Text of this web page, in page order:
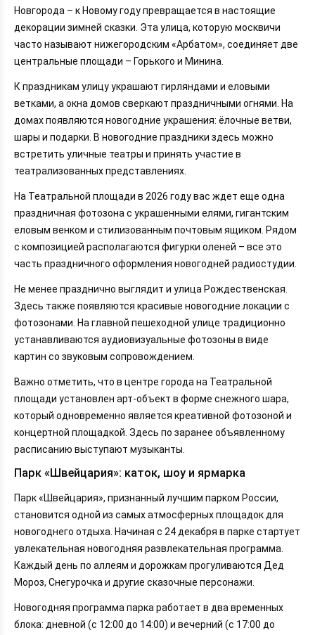
Новгорода – к Новому году превращается в настоящие
декорации зимней сказки. Эта улица, которую москвичи
часто называют нижегородским «Арбатом», соединяет две
центральные площади – Горького и Минина.
К праздникам улицу украшают гирляндами и еловыми
ветками, а окна домов сверкают праздничными огнями. На
домах появляются новогодние украшения: ёлочные ветви,
шары и подарки. В новогодние праздники здесь можно
встретить уличные театры и принять участие в
театрализованных представлениях.
На Театральной площади в 2026 году вас ждет еще одна
праздничная фотозона с украшенными елями, гигантским
еловым венком и стилизованным почтовым ящиком. Рядом
с композицией располагаются фигурки оленей – все это
часть праздничного оформления новогодней радиостудии.
Не менее празднично выглядит и улица Рождественская.
Здесь также появляются красивые новогодние локации с
фотозонами. На главной пешеходной улице традиционно
устанавливаются аудиовизуальные фотозоны в виде
картин со звуковым сопровождением.
Важно отметить, что в центре города на Театральной
площади установлен арт-объект в форме снежного шара,
который одновременно является креативной фотозоной и
концертной площадкой. Здесь по заранее объявленному
расписанию выступают музыканты.
Парк «Швейцария»: каток, шоу и ярмарка
Парк «Швейцария», признанный лучшим парком России,
становится одной из самых атмосферных площадок для
новогоднего отдыха. Начиная с 24 декабря в парке стартует
увлекательная новогодняя развлекательная программа.
Каждый день по аллеям и дорожкам прогуливаются Дед
Мороз, Снегурочка и другие сказочные персонажи.
Новогодняя программа парка работает в два временных
блока: дневной (с 12:00 до 14:00) и вечерний (с 17:00 до